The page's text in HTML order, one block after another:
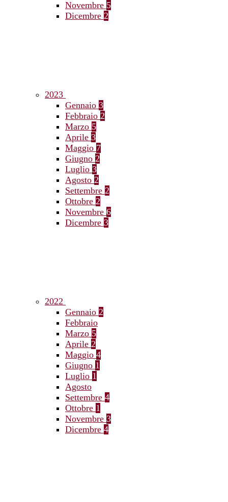
Novembre 5
Dicembre 2
2023
Gennaio 3
Febbraio 2
Marzo 5
Aprile 3
Maggio 7
Giugno 2
Luglio 3
Agosto 2
Settembre 2
Ottobre 2
Novembre 6
Dicembre 3
2022
Gennaio 2
Febbraio
Marzo 5
Aprile 2
Maggio 4
Giugno 1
Luglio 1
Agosto
Settembre 4
Ottobre 1
Novembre 3
Dicembre 4